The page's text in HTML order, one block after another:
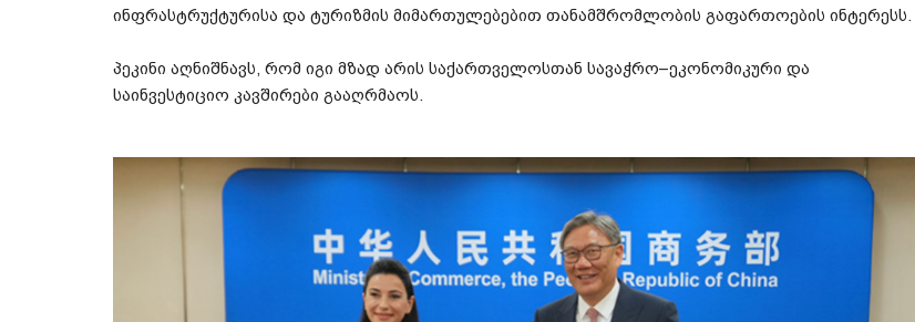
ინფრასტრუქტურისა და ტურიზმის მიმართულებებით თანამშრომლობის გაფართოების ინტერესს
პეკინი აღნიშნავს რომ იგი მზად არის საქართველოსთან სავაჭრო–ეკონომიკური და
საინვესტიციო კავშირები გააღრმაოს